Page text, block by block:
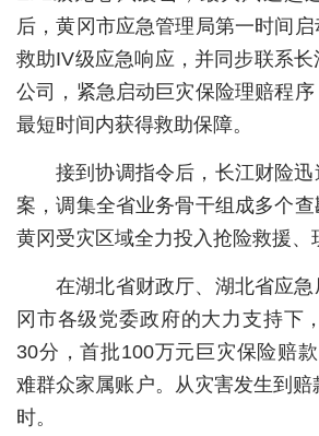
城建
健康
悠游
相亲
汽车
房产
消费
创意
后，黄冈市应急管理局第一时间
救助IV级应急响应，并同步联系
公司，紧急启动巨灾保险理赔程
最短时间内获得救助保障。
接到协调指令后，长江财险
案，调集全省业务骨干组成多个
黄冈受灾区域全力投入抢险救援、
在湖北省财政厅、湖北省应
冈市各级党委政府的大力支持下
30分，首批100万元巨灾保险赔
难群众家属账户。从灾害发生到
时。